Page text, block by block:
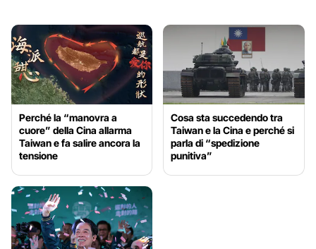
Perché la “manovra a
cuore” della Cina allarma
Taiwan e fa salire ancora la
tensione
Cosa sta succedendo tra
Taiwan e la Cina e perché si
parla di “spedizione
punitiva”